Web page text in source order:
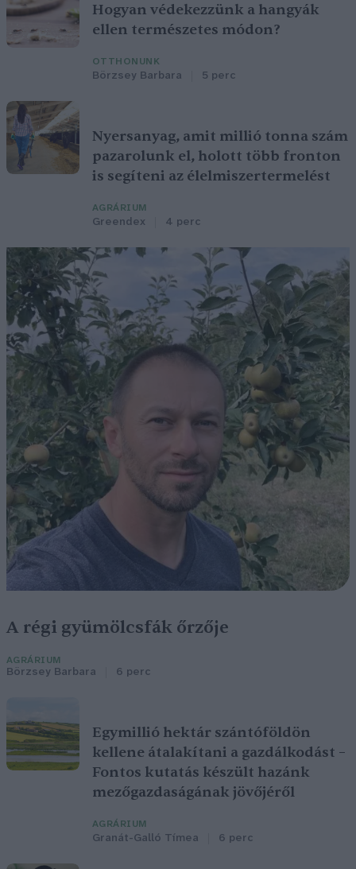
Hogyan védekezzünk a hangyák
ellen természetes módon?
OTTHONUNK
Börzsey Barbara 5 perc
Nyersanyag, amit millió tonna szám
pazarolunk el, holott több fronton
is segíteni az élelmiszertermelést
AGRÁRIUM
Greendex 4 perc
A régi gyümölcsfák őrzője
AGRÁRIUM
Börzsey Barbara 6 perc
Egymillió hektár szántóföldön
kellene átalakítani a gazdálkodást –
Fontos kutatás készült hazánk
mezőgazdaságának jövőjéről
AGRÁRIUM
Granát-Galló Tímea 6 perc